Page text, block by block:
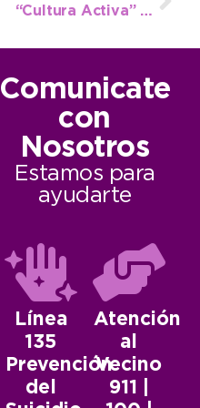
“Cultura Activa” visibilizará y celebrará el trabajo de los artistas este viernes 1° de mayo
Comunicate
con
Nosotros
Estamos para
ayudarte
Línea
135
Prevención
del
Atención
al
Vecino
911 |